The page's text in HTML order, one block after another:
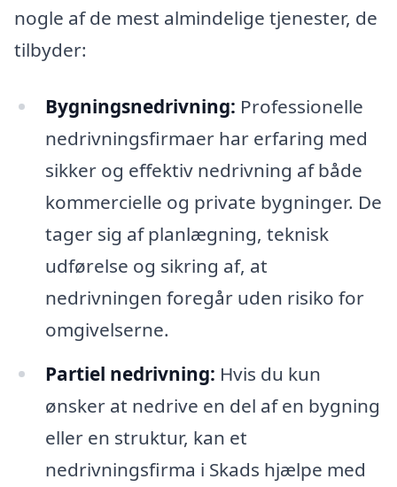
nogle af de mest almindelige tjenester, de
tilbyder:
Bygningsnedrivning: Professionelle
nedrivningsfirmaer har erfaring med
sikker og effektiv nedrivning af både
kommercielle og private bygninger. De
tager sig af planlægning, teknisk
udførelse og sikring af, at
nedrivningen foregår uden risiko for
omgivelserne.
Partiel nedrivning: Hvis du kun
ønsker at nedrive en del af en bygning
eller en struktur, kan et
nedrivningsfirma i Skads hjælpe med